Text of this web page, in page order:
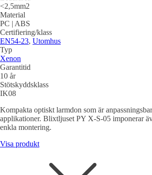
<2,5mm2
Material
PC | ABS
Certifiering/klass
EN54-23, Utomhus
Typ
Xenon
Garantitid
10 år
Stötskyddsklass
IK08
Kompakta optiskt larmdon som är
applikationer. Blixtljuset PY X-S-05 imponerar
enkla montering.
Visa produkt